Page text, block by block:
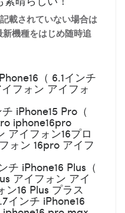
載されていない場合は
機種をはじめ随時追
（ 6.1インチ
フォン アイフォ
iPhone15 Pro（
iphone16pro
アイフォン16プロ
ォン 16pro アイフ
チ iPhone16 Plus（
アイフォン アイ
ン16 Plus プラス
インチ iPhone16